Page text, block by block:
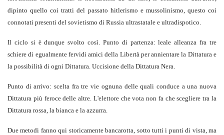
dipinto quello coi tratti del passato hitlerismo e mussolinismo, questo coi
connotati presenti del sovietismo di Russia ultrastatale e ultradispotico.
Il ciclo si è dunque svolto così. Punto di partenza: leale alleanza fra tre
schiere di egualmente fervidi amici della Libertà per annientare la Dittatura e
la possibilità di ogni Dittatura. Uccisione della Dittatura Nera.
Punto di arrivo: scelta fra tre vie ognuna delle quali conduce a una nuova
Dittatura più feroce delle altre. L'elettore che vota non fa che scegliere tra la
Dittatura rossa, la bianca e la azzurra.
Due metodi fanno qui storicamente bancarotta, sotto tutti i punti di vista, ma